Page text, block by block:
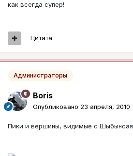
как всегда супер!
Цитата
Администраторы
Boris
Опубликовано 23 апреля, 2010
Пики и вершины, видимые с Шыбынсая